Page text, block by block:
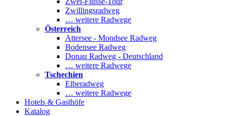
Zwillingsradweg
… weitere Radwege
Österreich
Attersee - Mondsee Radweg
Bodensee Radweg
Donau Radweg - Deutschland
… weitere Radwege
Tschechien
Elberadweg
… weitere Radwege
Hotels & Gasthöfe
Katalog